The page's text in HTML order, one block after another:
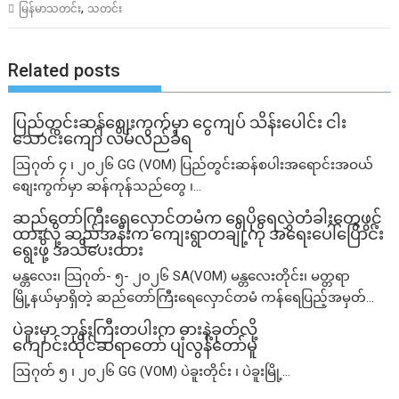
မြန်မာသတင်း, သတင်း
Related posts
ပြည်တွင်းဆန်စျေးကွက်မှာ ငွေကျပ် သိန်းပေါင်း ငါး​
သောင်းကျော် လိမ်လည်ခံရ
ဩဂုတ် ၄ ၊ ၂၀၂၆ GG (VOM) ပြည်တွင်းဆန်စပါးအရောင်းအဝယ်
စျေးကွက်မှာ ဆန်ကုန်သည်တွေ ၊...
ဆည်တော်ကြီးရေလှောင်တမံက ရေပိုရေလွှဲတံခါးတွေဖွင့်
ထားလို့ ဆည်အနီးက ကျေးရွာတချို့ကို အရေးပေါ်ပြောင်း
ရွေးဖို့ အသိပေးထား
မန္တလေး၊ သြဂုတ်- ၅- ၂၀၂၆ SA(VOM) မန္တလေးတိုင်း၊ မတ္တရာ
မြို့နယ်မှာရှိတဲ့ ဆည်တော်ကြီးရေလှောင်တမံ ကန်ရေပြည့်အမှတ်...
ပဲခူးမှာ ဘုန်းကြီးတပါးက ဓားနဲ့ခုတ်လို့
ကျောင်းထိုင်ဆရာတော် ပျံလွန်တော်မူ
ဩဂုတ် ၅ ၊ ၂၀၂၆ GG (VOM) ပဲခူးတိုင်း ၊ ပဲခူးမြို့...